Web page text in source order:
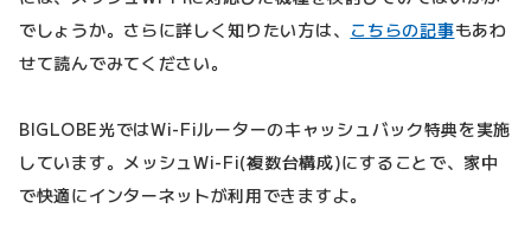
でしょうか。さらに詳しく知りたい方は、 こちらの記事もあわ
せて読んでみてください。
BIGLOBE光ではWi-Fiルーターのキャッシュバック特典を実施
しています。メッシュWi-Fi(複数台構成)にすることで、家中
で快適にインターネットが利用できますよ。